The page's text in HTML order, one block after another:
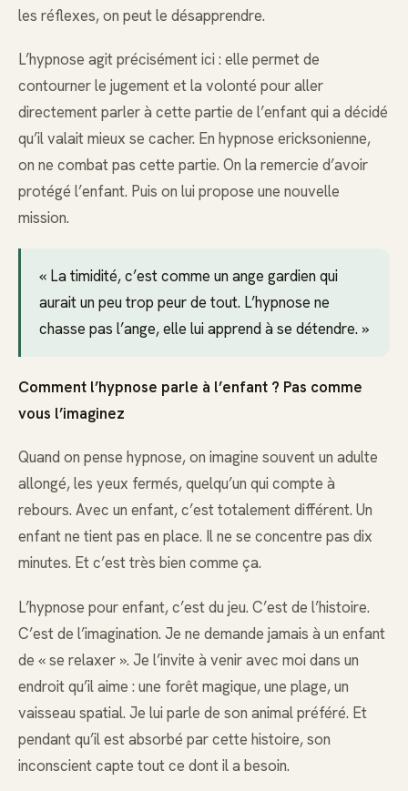
les réflexes, on peut le désapprendre.
L’hypnose agit précisément ici : elle permet de
contourner le jugement et la volonté pour aller
directement parler à cette partie de l’enfant qui a décidé
qu’il valait mieux se cacher. En hypnose ericksonienne,
on ne combat pas cette partie. On la remercie d’avoir
protégé l’enfant. Puis on lui propose une nouvelle
mission.
« La timidité, c’est comme un ange gardien qui
aurait un peu trop peur de tout. L’hypnose ne
chasse pas l’ange, elle lui apprend à se détendre. »
Comment l’hypnose parle à l’enfant ? Pas comme
vous l’imaginez
Quand on pense hypnose, on imagine souvent un adulte
allongé, les yeux fermés, quelqu’un qui compte à
rebours. Avec un enfant, c’est totalement différent. Un
enfant ne tient pas en place. Il ne se concentre pas dix
minutes. Et c’est très bien comme ça.
L’hypnose pour enfant, c’est du jeu. C’est de l’histoire.
C’est de l’imagination. Je ne demande jamais à un enfant
de « se relaxer ». Je l’invite à venir avec moi dans un
endroit qu’il aime : une forêt magique, une plage, un
vaisseau spatial. Je lui parle de son animal préféré. Et
pendant qu’il est absorbé par cette histoire, son
inconscient capte tout ce dont il a besoin.